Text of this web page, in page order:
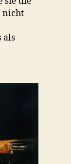
nicht
als